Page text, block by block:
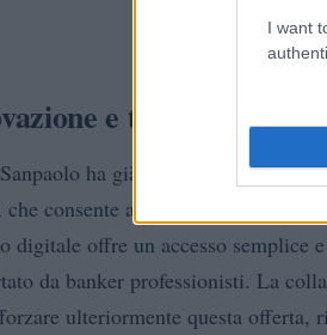
I want
e tecnologia al
ha già avviato un
consente ai clienti di operare
digitale offre un accesso semplice
da banker professionisti. La
ulteriormente questa offerta,